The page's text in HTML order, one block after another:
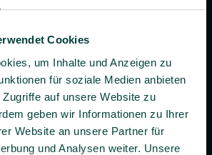
Cookies
um Inhalte und Anzeigen zu
für soziale Medien anbieten
auf unsere Website zu
geben wir Informationen zu Ihrer
Website an unsere Partner für
und Analysen weiter. Unsere
auf Widerruf ein, dass BG prevent mir
.